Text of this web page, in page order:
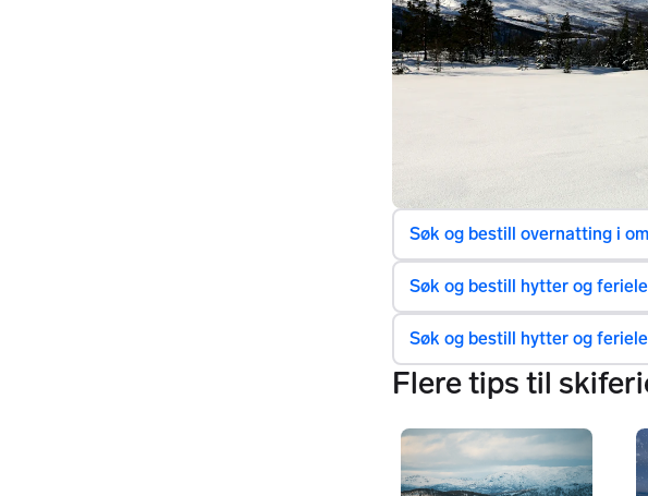
Vinterstemning ved
Søk og bestill overnatting i
Søk og bestill hytter og
Søk og bestill hytter og
Flere tips til